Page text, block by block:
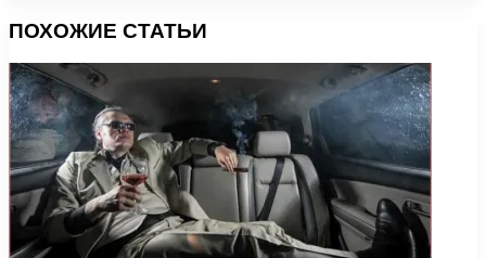
ПОХОЖИЕ СТАТЬИ